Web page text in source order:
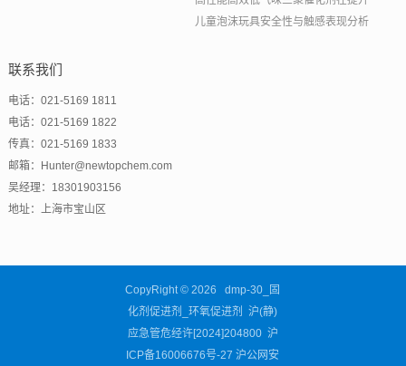
儿童泡沫玩具安全性与触感表现分析
联系我们
电话：021-5169 1811
电话：021-5169 1822
传真：021-5169 1833
邮箱：Hunter@newtopchem.com
吴经理：18301903156
地址：上海市宝山区
CopyRight © 2026 dmp-30_固
化剂促进剂_环氧促进剂 沪(静)
应急管危经许[2024]204800 沪
ICP备16006676号-27 沪公网安